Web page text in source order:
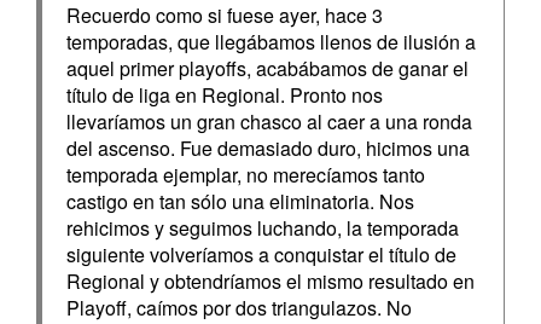
Recuerdo como si fuese ayer, hace 3
temporadas, que llegábamos llenos de ilusión a
aquel primer playoffs, acabábamos de ganar el
título de liga en Regional. Pronto nos
llevaríamos un gran chasco al caer a una ronda
del ascenso. Fue demasiado duro, hicimos una
temporada ejemplar, no merecíamos tanto
castigo en tan sólo una eliminatoria. Nos
rehicimos y seguimos luchando, la temporada
siguiente volveríamos a conquistar el título de
Regional y obtendríamos el mismo resultado en
Playoff, caímos por dos triangulazos. No